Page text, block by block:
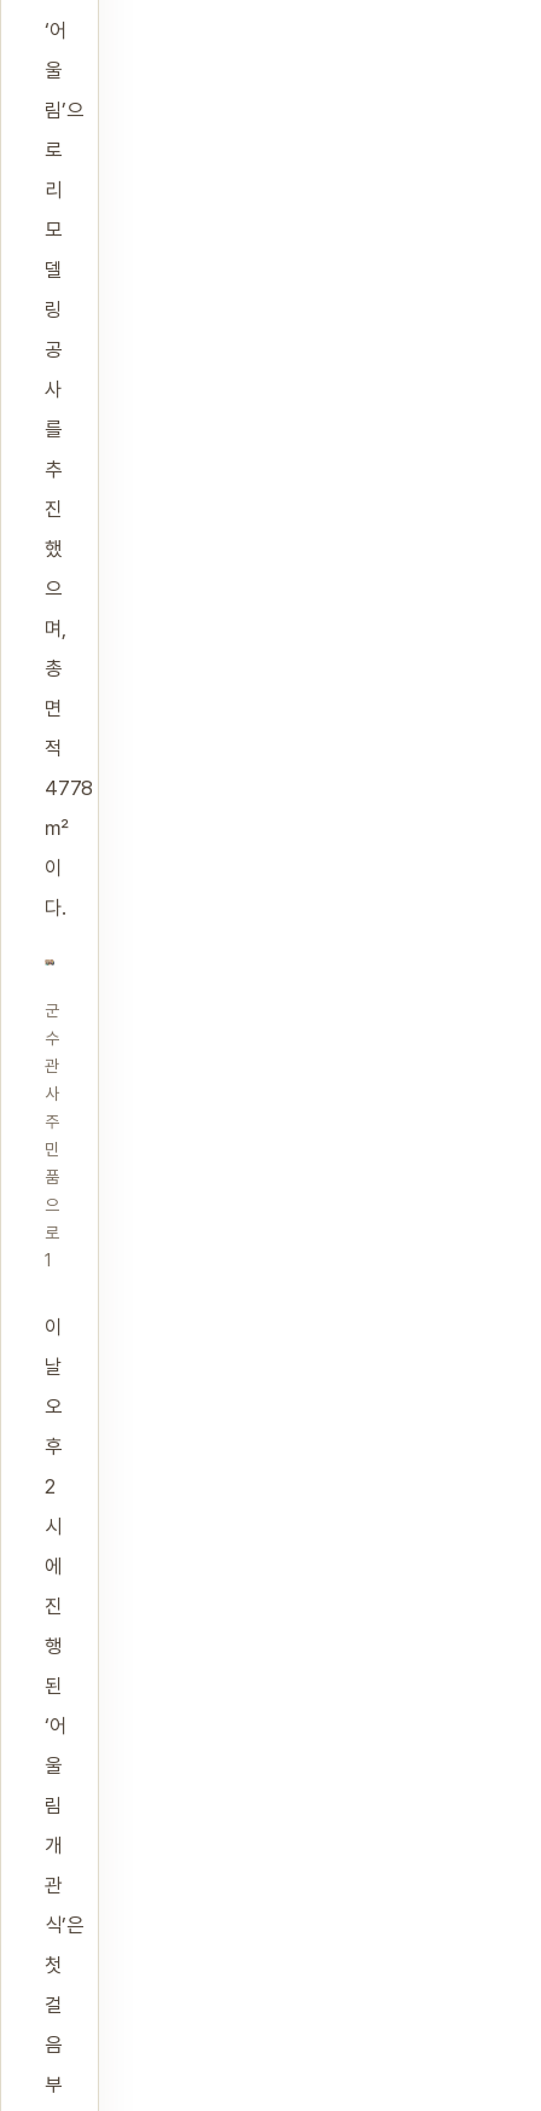
‘어
울
림’으
로
리
모
델
링
공
사
를
추
진
했
으
며,
총
면
적
4778
㎡
이
다.
군
수
관
사
주
민
품
으
로
1
이
날
오
후
2
시
에
진
행
된
‘어
울
림
개
관
식’은
첫
걸
음
부